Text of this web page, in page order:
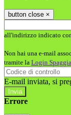
button close ×
all'indirizzo indicato
Non hai una e-mail
tramite la Login
E-mail inviata, si
Errore